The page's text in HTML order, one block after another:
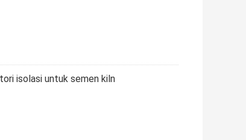
isolasi untuk semen kiln